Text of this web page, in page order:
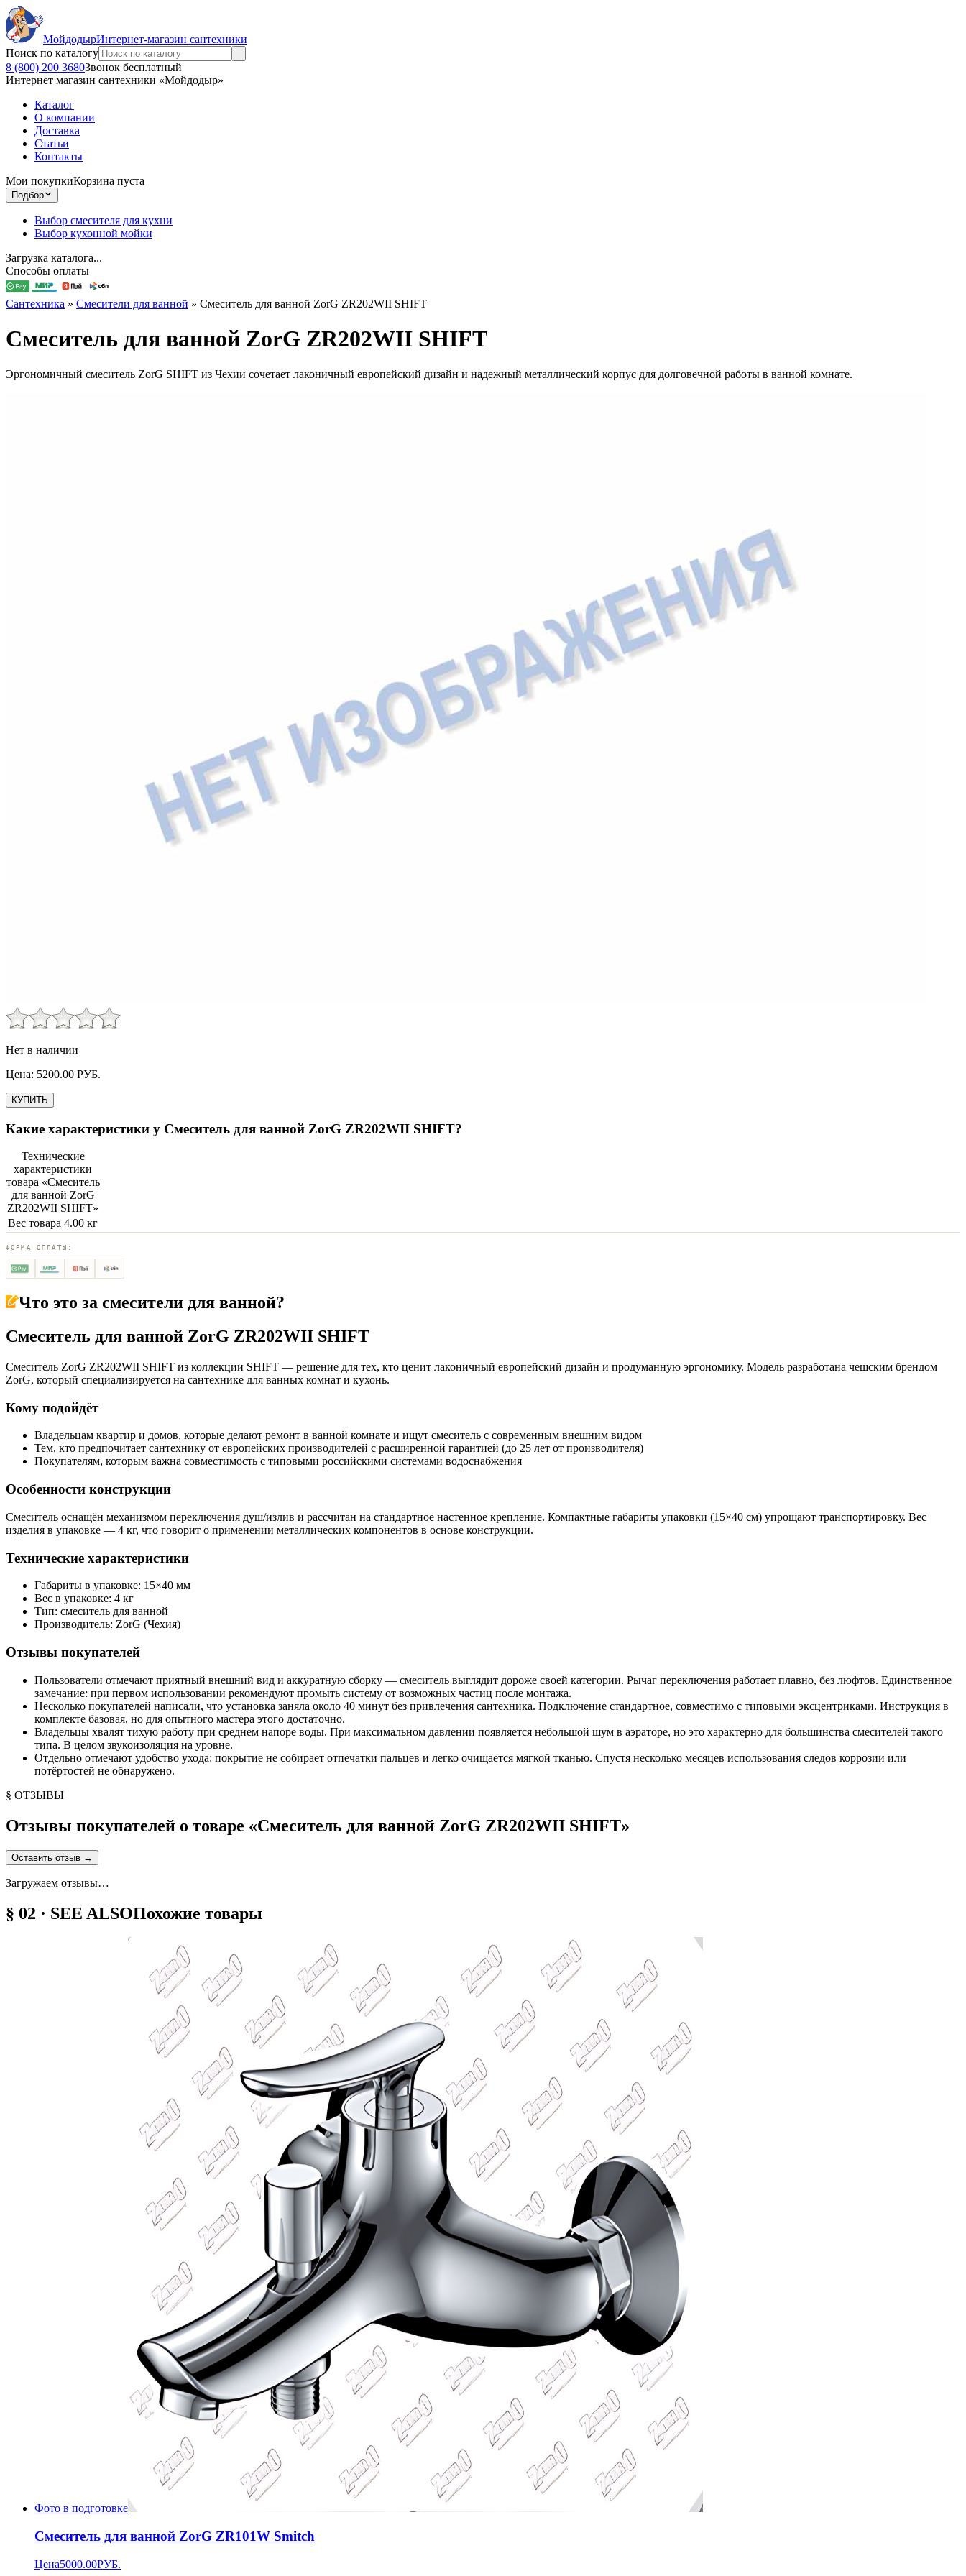
МойдодырИнтернет-магазин сантехники
Поиск по каталогу
8 (800) 200 3680Звонок бесплатный
Интернет магазин сантехники «Мойдодыр»
Каталог
О компании
Доставка
Статьи
Контакты
Мои покупкиКорзина пуста
Подбор
Выбор смесителя для кухни
Выбор кухонной мойки
Загрузка каталога...
Способы оплаты
Сантехника » Смесители для ванной » Смеситель для ванной ZorG ZR202WII SHIFT
Смеситель для ванной ZorG ZR202WII SHIFT
Эргономичный смеситель ZorG SHIFT из Чехии сочетает лаконичный европейский дизайн и надежный металлический корпус для долговечной работы в ванной комнате.
Нет в наличии
Цена: 5200.00 РУБ.
КУПИТЬ
Какие характеристики у Смеситель для ванной ZorG ZR202WII SHIFT?
Технические
характеристики
товара «Смеситель
для ванной ZorG
ZR202WII SHIFT»
Вес товара 4.00 кг
ФОРМА ОПЛАТЫ:
Что это за смесители для ванной?
Смеситель для ванной ZorG ZR202WII SHIFT
Смеситель ZorG ZR202WII SHIFT из коллекции SHIFT — решение для тех, кто ценит лаконичный европейский дизайн и продуманную эргономику. Модель разработана чешским брендом
ZorG, который специализируется на сантехнике для ванных комнат и кухонь.
Кому подойдёт
Владельцам квартир и домов, которые делают ремонт в ванной комнате и ищут смеситель с современным внешним видом
Тем, кто предпочитает сантехнику от европейских производителей с расширенной гарантией (до 25 лет от производителя)
Покупателям, которым важна совместимость с типовыми российскими системами водоснабжения
Особенности конструкции
Смеситель оснащён механизмом переключения душ/излив и рассчитан на стандартное настенное крепление. Компактные габариты упаковки (15×40 см) упрощают транспортировку. Вес
изделия в упаковке — 4 кг, что говорит о применении металлических компонентов в основе конструкции.
Технические характеристики
Габариты в упаковке: 15×40 мм
Вес в упаковке: 4 кг
Тип: смеситель для ванной
Производитель: ZorG (Чехия)
Отзывы покупателей
Пользователи отмечают приятный внешний вид и аккуратную сборку — смеситель выглядит дороже своей категории. Рычаг переключения работает плавно, без люфтов. Единственное
замечание: при первом использовании рекомендуют промыть систему от возможных частиц после монтажа.
Несколько покупателей написали, что установка заняла около 40 минут без привлечения сантехника. Подключение стандартное, совместимо с типовыми эксцентриками. Инструкция в
комплекте базовая, но для опытного мастера этого достаточно.
Владельцы хвалят тихую работу при среднем напоре воды. При максимальном давлении появляется небольшой шум в аэраторе, но это характерно для большинства смесителей такого
типа. В целом звукоизоляция на уровне.
Отдельно отмечают удобство ухода: покрытие не собирает отпечатки пальцев и легко очищается мягкой тканью. Спустя несколько месяцев использования следов коррозии или
потёртостей не обнаружено.
§ ОТЗЫВЫ
Отзывы покупателей о товаре «Смеситель для ванной ZorG ZR202WII SHIFT»
Оставить отзыв →
Загружаем отзывы…
§ 02 · SEE ALSOПохожие товары
Фото в подготовке
Смеситель для ванной ZorG ZR101W Smitch
Цена5000.00РУБ.